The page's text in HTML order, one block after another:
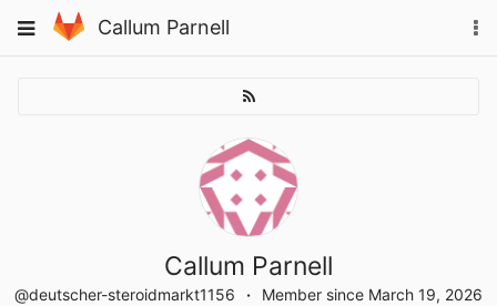
to
Toggle
Callum Parnell
Callum Parnell
@deutscher-steroidmarkt1156
Member since March 19, 2026